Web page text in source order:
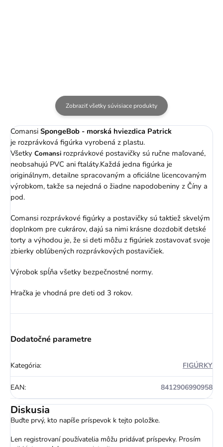
Zobraziť všetky súvisiace produkty
Comansi SpongeBob - morská hviezdica Patrick
je rozprávková figúrka vyrobená z plastu.
Všetky Comansi rozprávkové postavičky sú ručne maľované,
neobsahujú PVC ani ftaláty.Každá jedna figúrka je
originálnym, detailne spracovaným a oficiálne licencovaným
výrobkom, takže sa nejedná o žiadne napodobeniny z Číny a
pod.
Comansi rozprávkové figúrky a postavičky sú taktiež skvelým
doplnkom pre cukrárov, dajú sa nimi krásne dozdobiť detské
torty a výhodou je, že si deti môžu z figúriek zostavovať svoje
zbierky obľúbených rozprávkových postavičiek.
Výrobok spĺňa všetky bezpečnostné normy.
Hračka je vhodná pre deti od 3 rokov.
Dodatočné parametre
Kategória: FIGÚRKY
EAN: 8412906990958
Diskusia
Buďte prvý, kto napíše príspevok k tejto položke.
Len registrovaní používatelia môžu pridávať príspevky. Prosím